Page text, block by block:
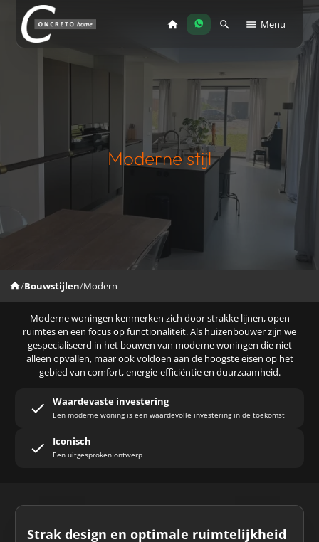
Menu
Moderne stijl
/Bouwstijlen/Modern
Moderne woningen kenmerken zich door strakke lijnen, open
ruimtes en een focus op functionaliteit. Als huizenbouwer zijn we
gespecialiseerd in het bouwen van moderne woningen die niet
alleen opvallen, maar ook voldoen aan de hoogste eisen op het
gebied van comfort, energie-efficiëntie en duurzaamheid.
Waardevaste investering
Een moderne woning is een waardevolle investering in de toekomst
Iconisch
Een uitgesproken ontwerp
Strak design en optimale ruimtelijkheid